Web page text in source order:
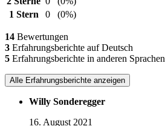
1 Stern
0 (0%)
14 Bewertungen
3 Erfahrungsberichte auf Deutsch
5 Erfahrungsberichte in anderen Sprachen
Alle Erfahrungsberichte anzeigen
Willy Sonderegger
16. August 2021